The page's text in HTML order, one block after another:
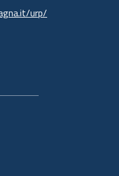
urp/